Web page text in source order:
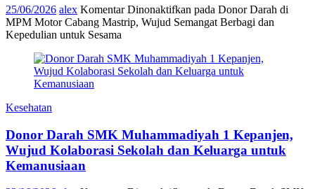
25/06/2026 alex Komentar Dinonaktifkan pada Donor Darah di
MPM Motor Cabang Mastrip, Wujud Semangat Berbagi dan
Kepedulian untuk Sesama
Kesehatan
Donor Darah SMK Muhammadiyah 1 Kepanjen,
Wujud Kolaborasi Sekolah dan Keluarga untuk
Kemanusiaan